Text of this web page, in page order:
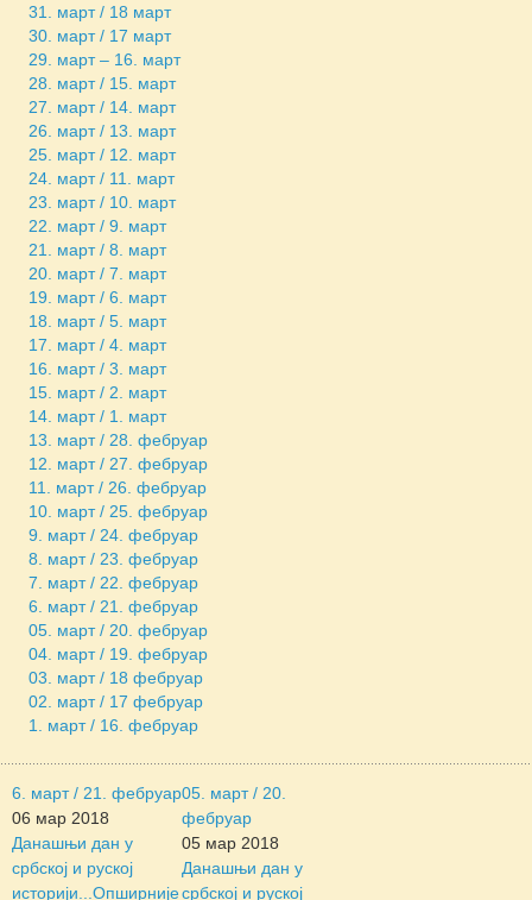
31. март / 18 март
30. март / 17 март
29. март – 16. март
28. март / 15. март
27. март / 14. март
26. март / 13. март
25. март / 12. март
24. март / 11. март
23. март / 10. март
22. март / 9. март
21. март / 8. март
20. март / 7. март
19. март / 6. март
18. март / 5. март
17. март / 4. март
16. март / 3. март
15. март / 2. март
14. март / 1. март
13. март / 28. фебруар
12. март / 27. фебруар
11. март / 26. фебруар
10. март / 25. фебруар
9. март / 24. фебруар
8. март / 23. фебруар
7. март / 22. фебруар
6. март / 21. фебруар
05. март / 20. фебруар
04. март / 19. фебруар
03. март / 18 фебруар
02. март / 17 фебруар
1. март / 16. фебруар
6. март / 21. фебруар
06 мар 2018
Данашњи дан у
србској и руској
историји... Опширније
05. март / 20.
фебруар
05 мар 2018
Данашњи дан у
србској и руској